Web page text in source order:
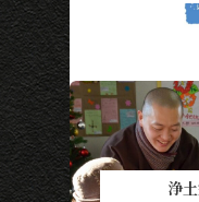
浄